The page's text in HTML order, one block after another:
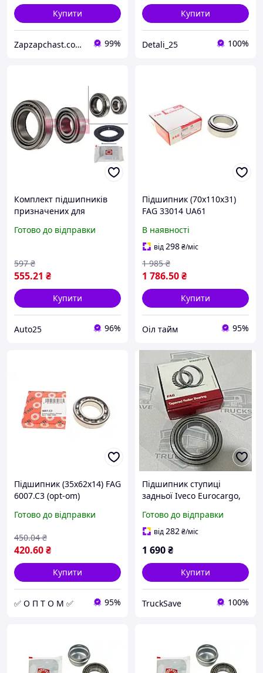
Купити
Zapzapchast.com.ua Интернет Магазин Автозапчастей 99%
Купити
Detali_25 100%
Комплект підшипників
призначених для
роликові, з елементами
DAEWOO, HOLDEN, OPEL
FAG 713
Готово до відправки
555.21 ₴
597 ₴
Купити
Auto25 96%
Підшипник (70x110x31)
FAG 33014 UA61
В наявності
від298₴/міс
1 786.50₴
1 985 ₴
Купити
Оіл тайм 95%
Підшипник (35x62x14) FAG
6007.C3 (opt-om)
Готово до відправки
420.60₴
450.04 ₴
Купити
✅ О П Т О М ✅ 95%
Підшипник ступиці
задньої Iveco Eurocargo,
75х115х26,3
Готово до відправки
від282₴/міс
1 690₴
Купити
TruckSave 100%